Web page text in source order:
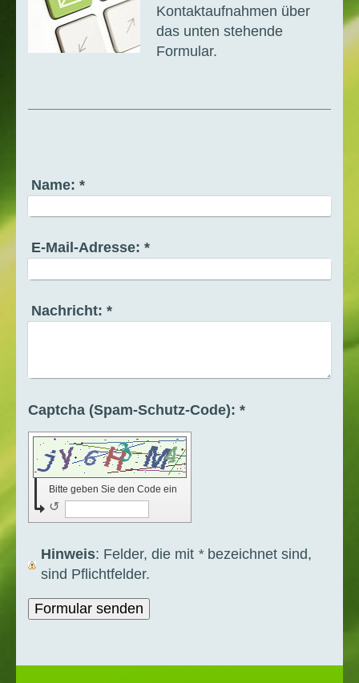
Kontaktaufnahmen über
das unten stehende
Formular.
Name: *
E-Mail-Adresse: *
Nachricht: *
Captcha (Spam-Schutz-Code): *
Bitte geben Sie den Code ein
↺
Hinweis : Felder, die mit *bezeichnet sind,
sind Pflichtfelder.